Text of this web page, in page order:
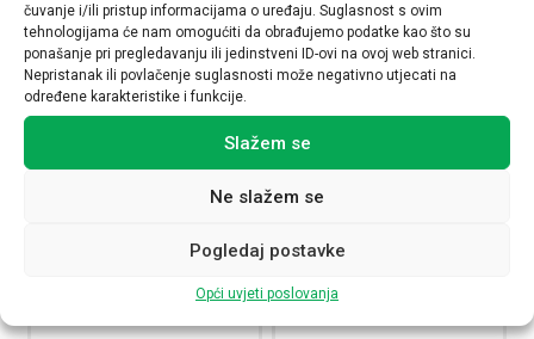
čuvanje i/ili pristup informacijama o uređaju. Suglasnost s ovim
tehnologijama će nam omogućiti da obrađujemo podatke kao što su
ponašanje pri pregledavanju ili jedinstveni ID-ovi na ovoj web stranici.
Nepristanak ili povlačenje suglasnosti može negativno utjecati na
određene karakteristike i funkcije.
Slažem se
Ne slažem se
Pogledaj postavke
Opći uvjeti poslovanja
NARUČI NARUČI